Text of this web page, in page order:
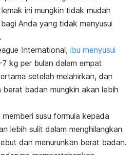
ini mungkin tidak mudah
Anda yang tidak menyusui
International, ibu menyusui
kg per bulan dalam empat
setelah melahirkan, dan
berat badan mungkin akan lebih
susu formula kepada
lebih sulit dalam menghilangkan
dan menurunkan berat badan.